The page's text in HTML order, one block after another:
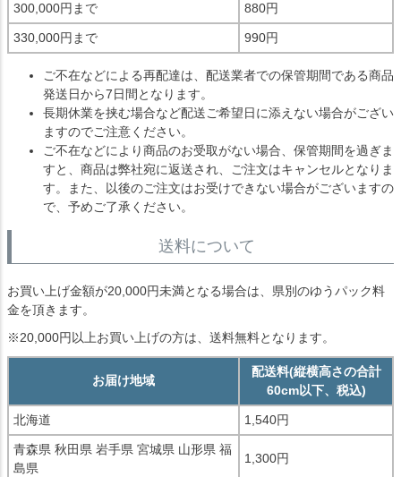
300,000円まで 880円
330,000円まで 990円
ご不在などによる再配達は、配送業者での保管期間である商品
発送日から7日間となります。
長期休業を挟む場合など配送ご希望日に添えない場合がござい
ますのでご注意ください。
ご不在などにより商品のお受取がない場合、保管期間を過ぎま
すと、商品は弊社宛に返送され、ご注文はキャンセルとなりま
す。また、以後のご注文はお受けできない場合がございますの
で、予めご了承ください。
送料について
お買い上げ金額が20,000円未満となる場合は、県別のゆうパック料
金を頂きます。
※20,000円以上お買い上げの方は、送料無料となります。
お届け地域
配送料(縦横高さの合計
60cm以下、税込)
北海道 1,540円
青森県 秋田県 岩手県 宮城県 山形県 福
島県
1,300円